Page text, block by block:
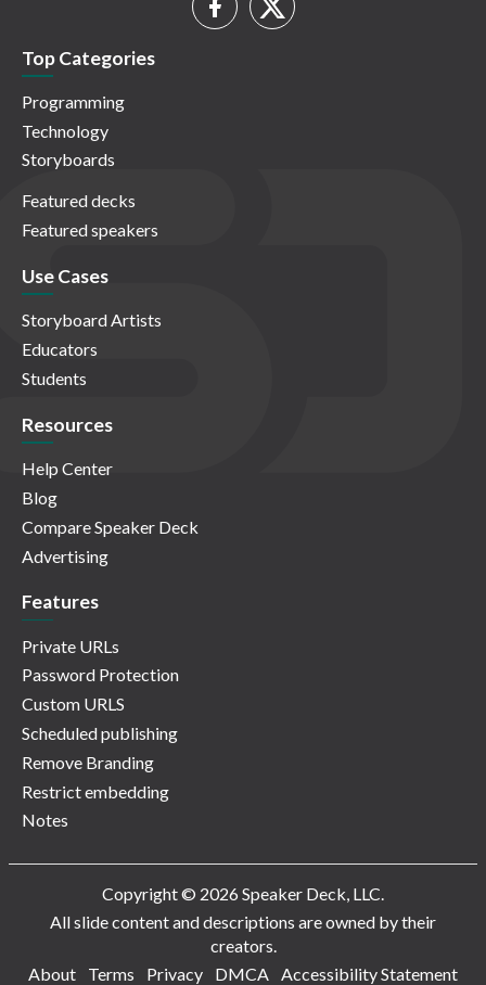
Top Categories
Programming
Technology
Storyboards
Featured decks
Featured speakers
Use Cases
Storyboard Artists
Educators
Students
Resources
Help Center
Blog
Compare Speaker Deck
Advertising
Features
Private URLs
Password Protection
Custom URLS
Scheduled publishing
Remove Branding
Restrict embedding
Notes
Copyright © 2026 Speaker Deck, LLC.
All slide content and descriptions are owned by their
creators.
About
Terms Privacy DMCA Accessibility Statement